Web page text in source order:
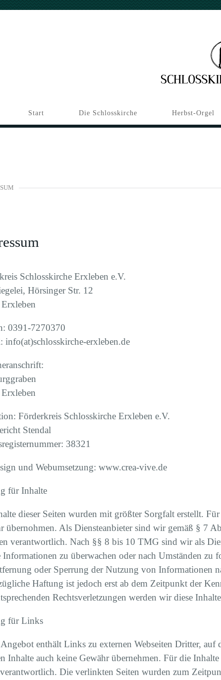
Start Die Schlosskirche Herbst-Orgel
Schlosskirche Erxleben e.V.
Hörsinger Str. 12
0391-7270370
info(at)schlosskirche-erxleben.de
Förderkreis Schlosskirche Erxleben e.V.
Stendal
38321
und Webumsetzung: www.crea-vive.de
für Inhalte
dieser Seiten wurden mit größter Sorgfalt erstellt.
übernohmen. Als Diensteanbieter sind wir gemäß § 7
verantwortlich. Nach §§ 8 bis 10 TMG sind wir als
Informationen zu überwachen oder nach Umständen
oder Sperrung der Nutzung von Informationen
Haftung ist jedoch erst ab dem Zeitpunkt der
Rechtsverletzungen werden wir diese
für Links
Angebot enthält Links zu externen Webseiten Dritter,
Inhalte auch keine Gewähr übernehmen. Für die
Die verlinkten Seiten wurden zum